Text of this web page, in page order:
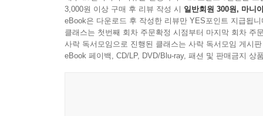
를 느낍니다.
물론 그녀가 피멍 든 손가락에 밴드를 감은 채 매
니다. 팬에게 선물로 건넨 드럼 스틱에 피가 묻어
대학교에서 학생을 가르치는 저자는 유튜브 알고
밝힘)을 선언하며 본격적인 덕질을 시작한다.
글쓰기를 통해 자신의 덕질을 일기처럼 기록하고,
3,000원 이상 구매 후 리뷰 작성 시 일반회원 300원, 마니
eBook은 다운로드 후 작성한 리뷰만 YES포인트 지급됩니
클래스는 첫번째 회차 주문확정 시점부터 마지막 회차 주
사락 독서모임으로 진행된 클래스는 사락 독서모임 게시
eBook 페이백, CD/LP, DVD/Blu-ray, 패션 및 판매금지 상